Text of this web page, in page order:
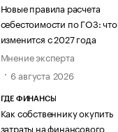
Новые правила расчета
себестоимости по ГОЗ: что
изменится с 2027 года
Мнение эксперта
6 августа 2026
ГДЕ ФИНАНСЫ
Как собственнику окупить
затраты на финансового